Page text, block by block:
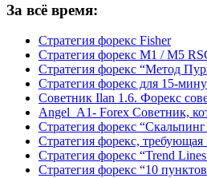
За всё время:
Стратегия форекс Fisher
Стратегия форекс M1 / M5
Стратегия форекс “Метод
Стратегия форекс для 15-
Советник Ilan 1.6. Форекс
Angel_A1- Forex Советник,
Стратегия форекс
Стратегия форекс,
Стратегия форекс “Trend
Стратегия форекс “10